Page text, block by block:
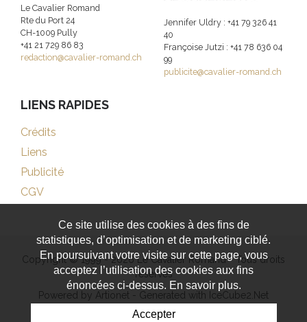
Le Cavalier Romand
Rte du Port 24
CH-1009 Pully
+41 21 729 86 83
redaction@cavalier-romand.ch
Jennifer Uldry : +41 79 326 41
40
Françoise Jutzi : +41 78 636 04
99
publicite@cavalier-romand.ch
LIENS RAPIDES
Crédits
Liens
Publicité
CGV
Copyright © 1999 - 2026 Le Cavalier Romand - Tous droits
réservés
Powered by Artionet - Generated with IceCube2.Net
Ce site utilise des cookies à des fins de
statistiques, d’optimisation et de marketing ciblé.
En poursuivant votre visite sur cette page, vous
acceptez l’utilisation des cookies aux fins
énoncées ci-dessus. En savoir plus.
Accepter